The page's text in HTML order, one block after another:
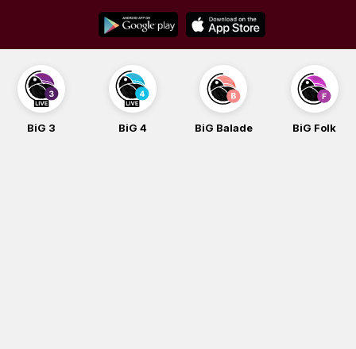
content
BiG 3 BiG 4 BiG Balade BiG Folk